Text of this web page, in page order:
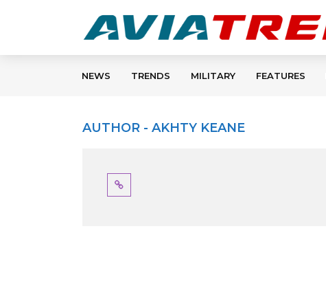
NEWS TRENDS MILITARY FEATURES
AUTHOR - AKHTY KEANE